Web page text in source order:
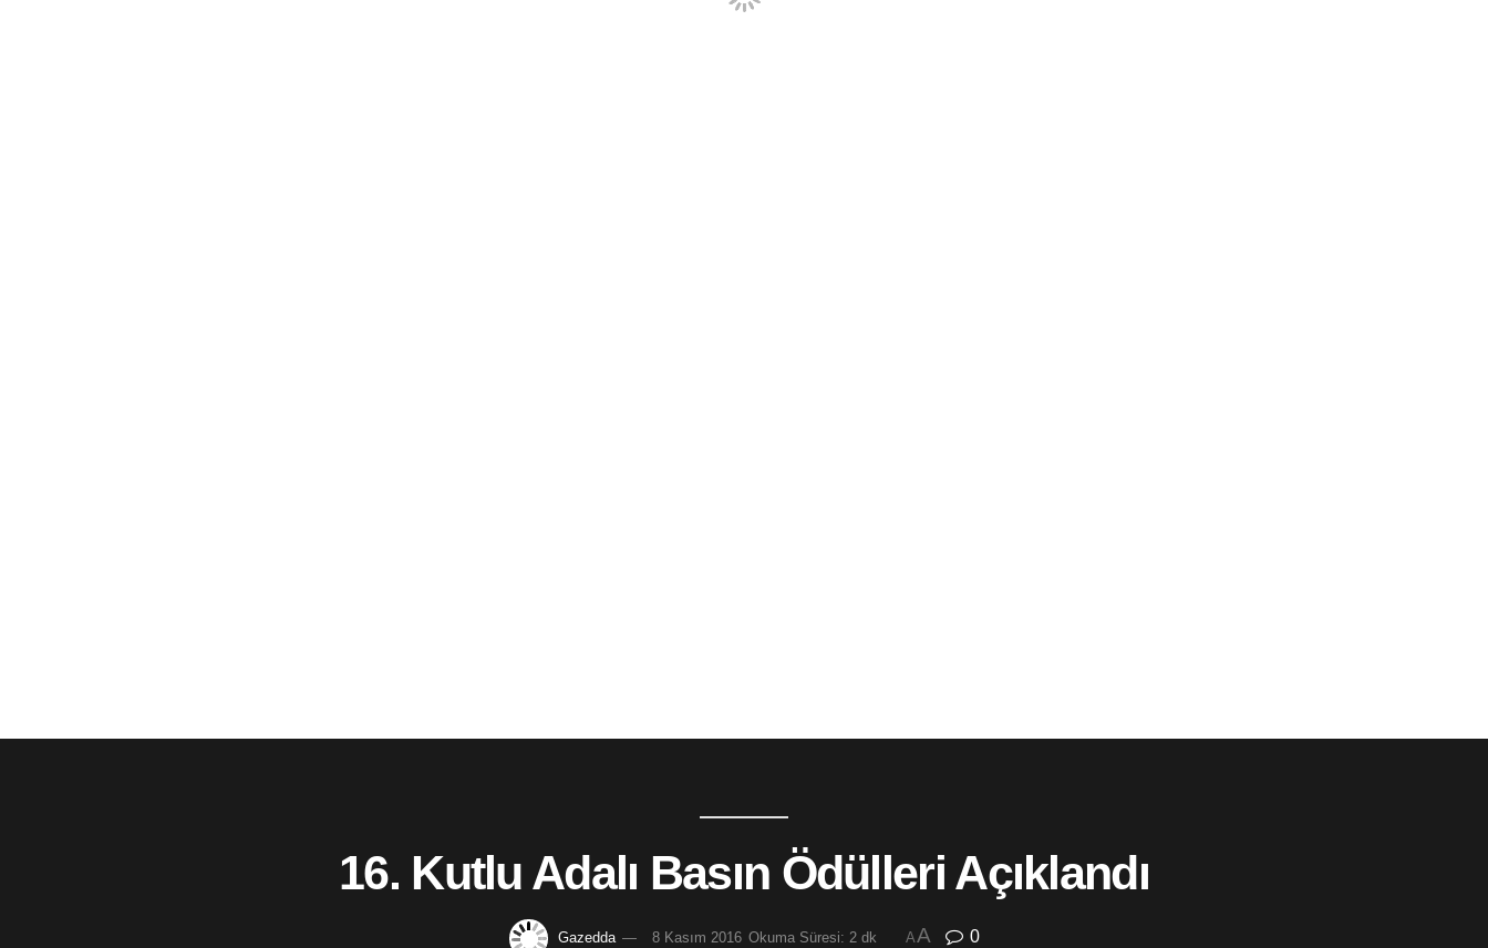
16. Kutlu Adalı Basın Ödülleri Açıklandı
Gazedda 8 Kasım 2016 Okuma Süresi: 2 dk AA 0